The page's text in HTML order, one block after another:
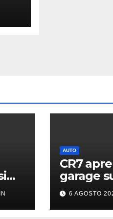
e
i
AUTO
CR7
garage
svelati i
da oltre
6 AGOSTO